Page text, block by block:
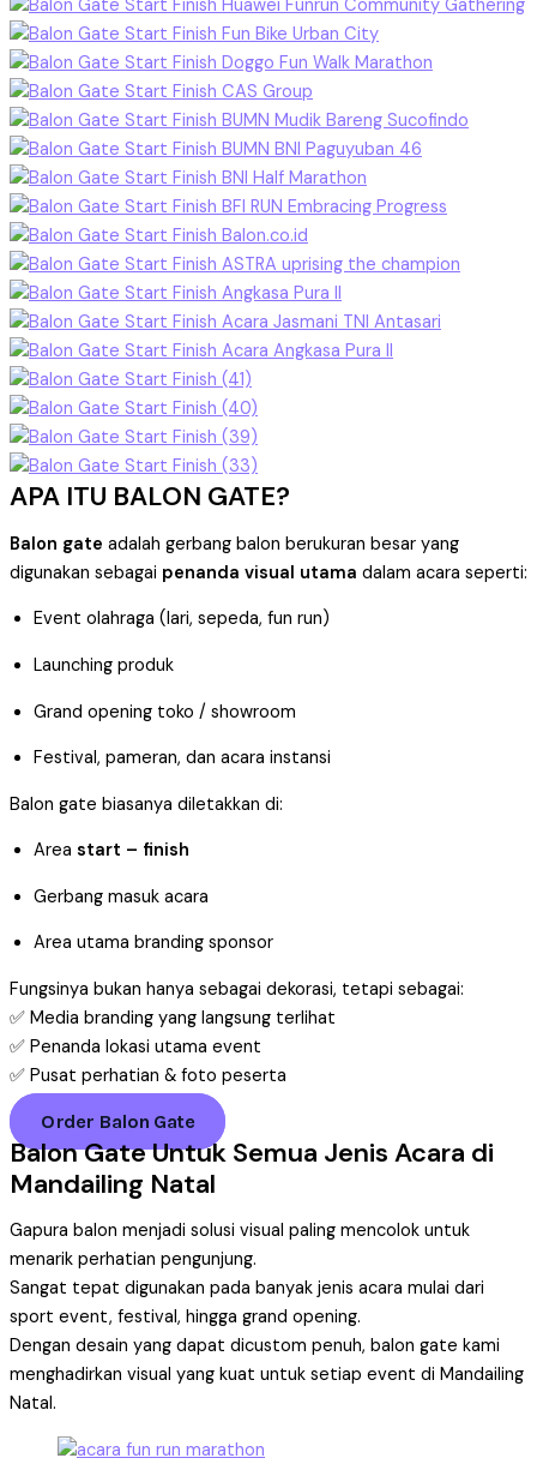
APA ITU BALON GATE?
Balon gate adalah gerbang balon berukuran besar yang
digunakan sebagai penanda visual utama dalam acara seperti:
Event olahraga (lari, sepeda, fun run)
Launching produk
Grand opening toko / showroom
Festival, pameran, dan acara instansi
Balon gate biasanya diletakkan di:
Area start – finish
Gerbang masuk acara
Area utama branding sponsor
Fungsinya bukan hanya sebagai dekorasi, tetapi sebagai:
✅ Media branding yang langsung terlihat
✅ Penanda lokasi utama event
✅ Pusat perhatian & foto peserta
Order Balon Gate
Balon Gate Untuk Semua Jenis Acara di
Mandailing Natal
Gapura balon menjadi solusi visual paling mencolok untuk
menarik perhatian pengunjung.
Sangat tepat digunakan pada banyak jenis acara mulai dari
sport event, festival, hingga grand opening.
Dengan desain yang dapat dicustom penuh, balon gate kami
menghadirkan visual yang kuat untuk setiap event di Mandailing
Natal.